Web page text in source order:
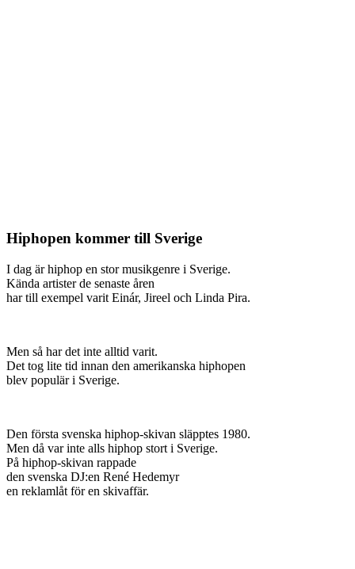
Hiphopen kommer till Sverige
I dag är hiphop en stor musikgenre i Sverige.
Kända artister de senaste åren
har till exempel varit Einár, Jireel och Linda Pira.
Men så har det inte alltid varit.
Det tog lite tid innan den amerikanska hiphopen
blev populär i Sverige.
Den första svenska hiphop-skivan släpptes 1980.
Men då var inte alls hiphop stort i Sverige.
På hiphop-skivan rappade
den svenska DJ:en René Hedemyr
en reklamlåt för en skivaffär.